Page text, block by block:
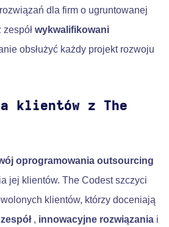
dla firm o ugruntowanej
wykwalifikowani
obsłużyć każdy projekt rozwoju
klientów z The
oprogramowania outsourcing
jej klientów. The Codest szczyci
klientów, którzy doceniają
, innowacyjne rozwiązania i